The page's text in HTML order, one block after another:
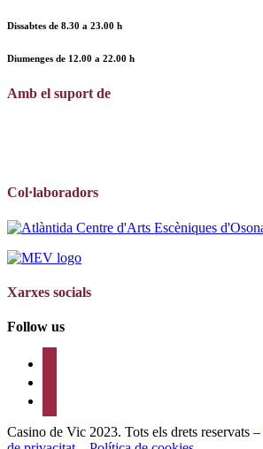
Dissabtes de 8.30 a 23.00 h
Diumenges de 12.00 a 22.00 h
Amb el suport de
Col·laboradors
Xarxes socials
Follow us
Casino de Vic 2023. Tots els drets reservats –